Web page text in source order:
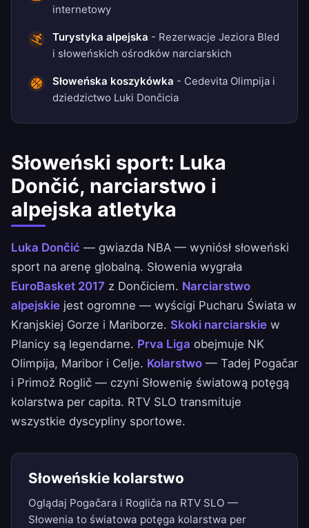
internetowy
Turystyka alpejska - Rezerwacje Jeziora Bled
i słoweńskich ośrodków narciarskich
Słoweńska koszykówka - Cedevita Olimpija i
dziedzictwo Luki Dončicia
Słoweński sport: Luka
Dončić, narciarstwo i
alpejska atletyka
Luka Dončić — gwiazda NBA — wyniósł słoweński
sport na arenę globalną. Słowenia wygrała
EuroBasket 2017 z Dončiciem. Narciarstwo
alpejskie jest ogromne — wyścigi Pucharu Świata w
Kranjskiej Gorze i Mariborze. Skoki narciarskie w
Planicy są legendarne. Prva Liga obejmuje NK
Olimpija, Maribor i Celje. Kolarstwo — Tadej Pogačar
i Primož Roglič — czyni Słowenię światową potęgą
kolarstwa per capita. RTV SLO transmituje
wszystkie dyscypliny sportowe.
Słoweńskie kolarstwo
Oglądaj Pogačara i Rogliča na RTV SLO —
Słowenia to światowa potęga kolarstwa per